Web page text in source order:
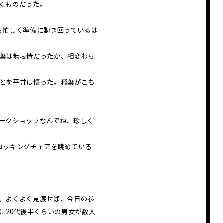
のだった。
しく準備に動き回っているは
無表情だったが、相変わら
を平井は悟った。稲葉がこち
クショップなんでね、珍しく
キングチェアを眺めている
よくよく見渡せば、今日の参
20代後半くらいの男女が数人